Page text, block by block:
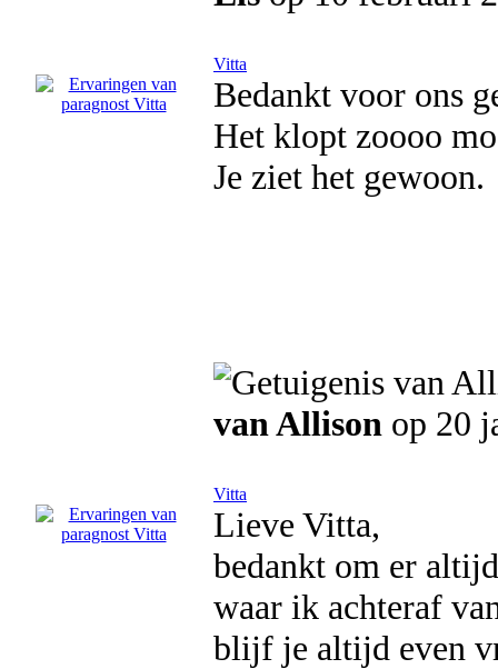
Vitta
Bedankt voor ons
Het klopt zoooo
Je ziet het gewoon.
van Allison op 20
Vitta
Lieve Vitta,
bedankt om er
waar ik achteraf
blijf je altijd even